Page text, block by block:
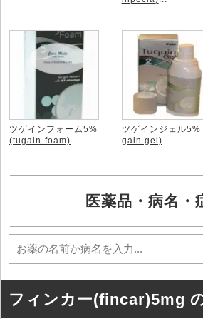
ツゲインフォーム5%
(tugain-foam)
ツゲインジェル5%
gain gel)
医薬品・病名・
フィンカー(fincar)5mg